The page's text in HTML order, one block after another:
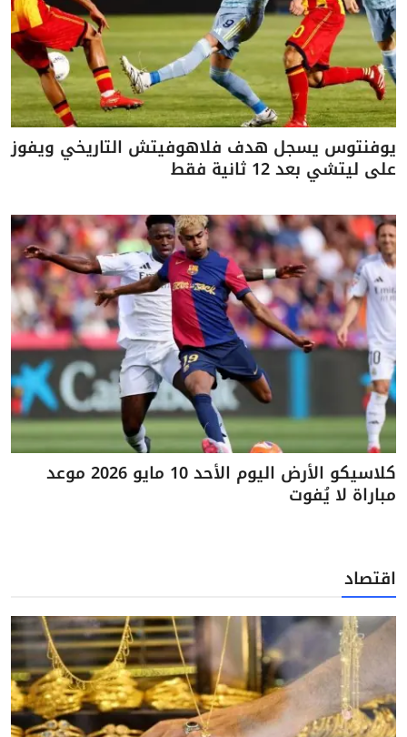
يوفنتوس يسجل هدف فلاهوفيتش التاريخي ويفوز
على ليتشي بعد 12 ثانية فقط
كلاسيكو الأرض اليوم الأحد 10 مايو 2026 موعد
مباراة لا يُفوت
اقتصاد